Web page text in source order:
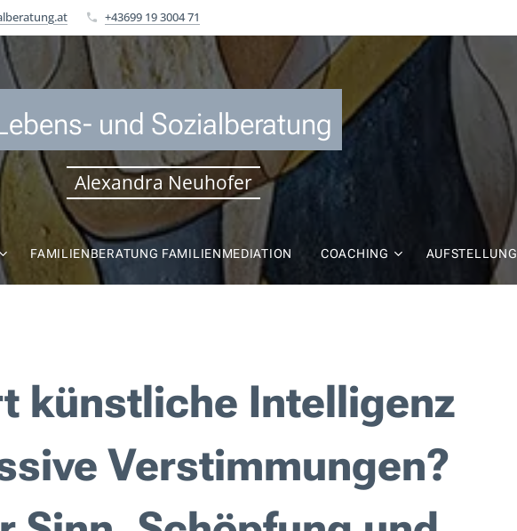
+43699 19 3004 71
und Sozialberatung
Alexandra Neuhofer
FAMILIENBERATUNG FAMILIENMEDIATION COACHING AUFSTELLUNG
künstliche Intelligenz
Verstimmungen?